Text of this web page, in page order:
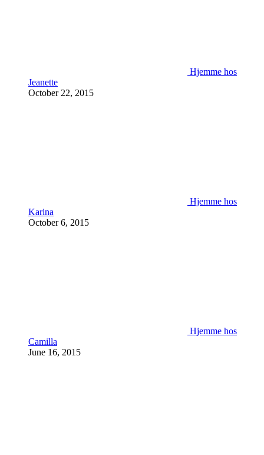
Hjemme hos
Jeanette
October 22, 2015
Hjemme hos
Karina
October 6, 2015
Hjemme hos
Camilla
June 16, 2015